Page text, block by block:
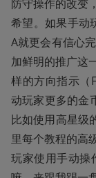
防守操作的改变
希望。如果手动
A就更会有信心
加鲜明的推广这
样的方向指示（
动玩家更多的金
比如使用高星级
里每个教程的高
玩家使用手动操